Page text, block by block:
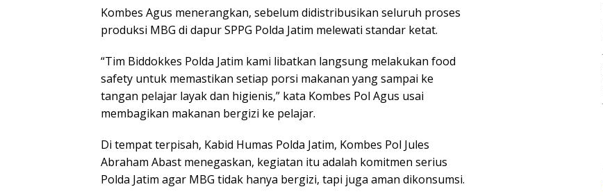
Kombes Agus menerangkan, sebelum didistribusikan seluruh proses
produksi MBG di dapur SPPG Polda Jatim melewati standar ketat.
“Tim Biddokkes Polda Jatim kami libatkan langsung melakukan food
safety untuk memastikan setiap porsi makanan yang sampai ke
tangan pelajar layak dan higienis,” kata Kombes Pol Agus usai
membagikan makanan bergizi ke pelajar.
Di tempat terpisah, Kabid Humas Polda Jatim, Kombes Pol Jules
Abraham Abast menegaskan, kegiatan itu adalah komitmen serius
Polda Jatim agar MBG tidak hanya bergizi, tapi juga aman dikonsumsi.